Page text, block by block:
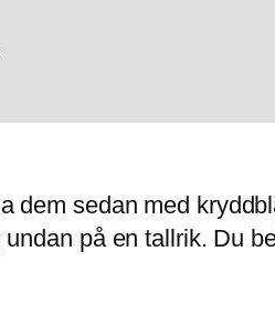
dem sedan med
på en tallrik. Du